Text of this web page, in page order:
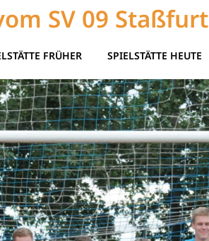
SV 09 Staßfurt
FRÜHER SPIELSTÄTTE HEUTE